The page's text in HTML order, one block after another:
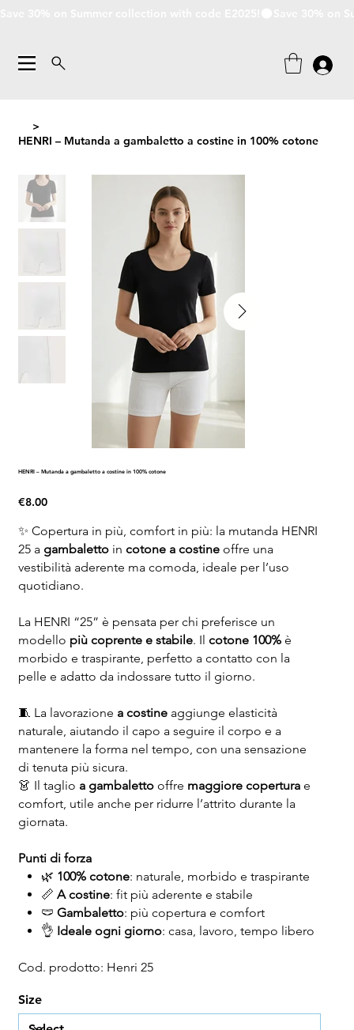
>
HENRI – Mutanda a gambaletto a costine in 100% cotone
HENRI – Mutanda a gambaletto a costine in 100% cotone
Price
€8.00
✨ Copertura in più, comfort in più: la mutanda HENRI
25 a gambalettoin cotone a costineoffre una
vestibilità aderente ma comoda, ideale per l’uso
quotidiano.
La HENRI “25” è pensata per chi preferisce un
modello più coprente e stabile. Il cotone 100%è
morbido e traspirante, perfetto a contatto con la
pelle e adatto da indossare tutto il giorno.
🧵 La lavorazione a costineaggiunge elasticità
naturale, aiutando il capo a seguire il corpo e a
mantenere la forma nel tempo, con una sensazione
di tenuta più sicura.
👗 Il taglio a gambalettooffre maggiore coperturae
comfort, utile anche per ridurre l’attrito durante la
giornata.
Punti di forza
🌿 100% cotone: naturale, morbido e traspirante
📏 A costine: fit più aderente e stabile
🩲 Gambaletto: più copertura e comfort
👌 Ideale ogni giorno: casa, lavoro, tempo libero
Cod. prodotto: Henri 25
Size